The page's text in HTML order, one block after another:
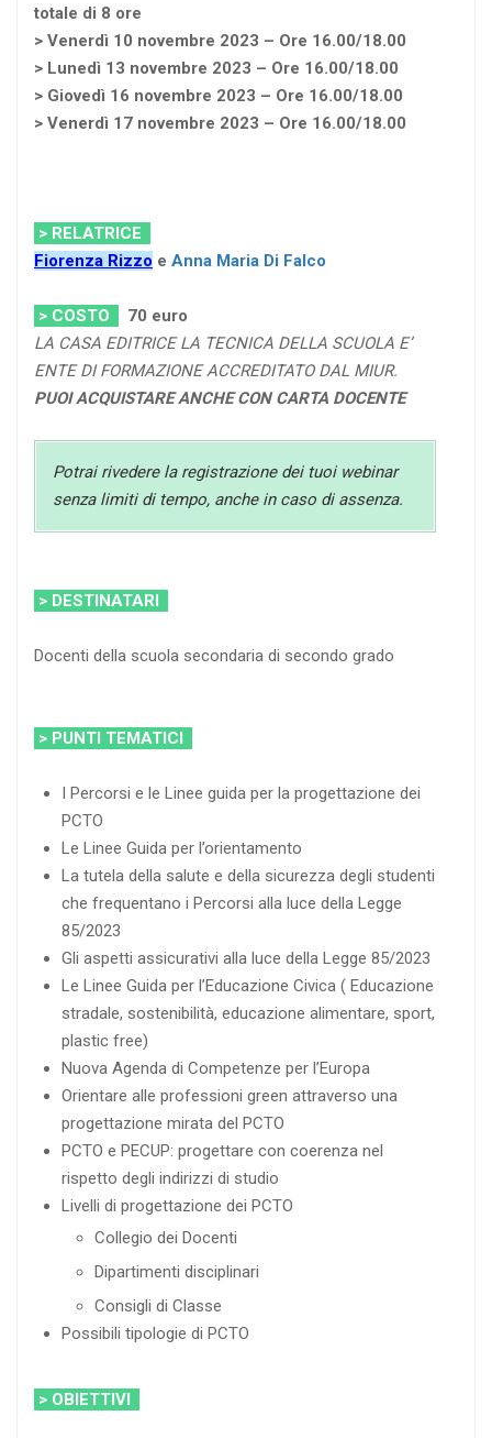
totale di 8 ore
> Venerdì 10 novembre 2023 – Ore 16.00/18.00
> Lunedì 13 novembre 2023 – Ore 16.00/18.00
> Giovedì 16 novembre 2023 – Ore 16.00/18.00
> Venerdì 17 novembre 2023 – Ore 16.00/18.00
> RELATRICE
Fiorenza Rizzo e Anna Maria Di Falco
> COSTO 70 euro
LA CASA EDITRICE LA TECNICA DELLA SCUOLA E’
ENTE DI FORMAZIONE ACCREDITATO DAL MIUR.
PUOI ACQUISTARE ANCHE CON CARTA DOCENTE
Potrai rivedere la registrazione dei tuoi webinar
senza limiti di tempo, anche in caso di assenza.
> DESTINATARI
Docenti della scuola secondaria di secondo grado
> PUNTI TEMATICI
I Percorsi e le Linee guida per la progettazione dei
PCTO
Le Linee Guida per l’orientamento
La tutela della salute e della sicurezza degli studenti
che frequentano i Percorsi alla luce della Legge
85/2023
Gli aspetti assicurativi alla luce della Legge 85/2023
Le Linee Guida per l’Educazione Civica ( Educazione
stradale, sostenibilità, educazione alimentare, sport,
plastic free)
Nuova Agenda di Competenze per l’Europa
Orientare alle professioni green attraverso una
progettazione mirata del PCTO
PCTO e PECUP: progettare con coerenza nel
rispetto degli indirizzi di studio
Livelli di progettazione dei PCTO
Collegio dei Docenti
Dipartimenti disciplinari
Consigli di Classe
Possibili tipologie di PCTO
> OBIETTIVI